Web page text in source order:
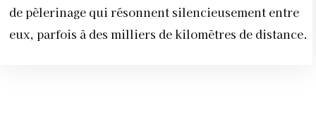
de pèlerinage qui résonnent silencieusement entre
eux, parfois à des milliers de kilomètres de distance.